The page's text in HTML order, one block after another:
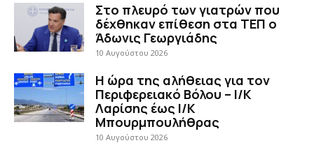
Στο πλευρό των γιατρών που
δέχθηκαν επίθεση στα ΤΕΠ ο
Άδωνις Γεωργιάδης
10 Αυγούστου 2026
H ώρα της αλήθειας για τον
Περιφερειακό Βόλου – Ι/Κ
Λαρίσης έως Ι/Κ
Μπουρμπουλήθρας
10 Αυγούστου 2026